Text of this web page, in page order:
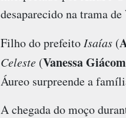
desaparecido na trama de
Filho do prefeito Isaías(
Celeste(Vanessa
Áureo surpreende a
A chegada do moço